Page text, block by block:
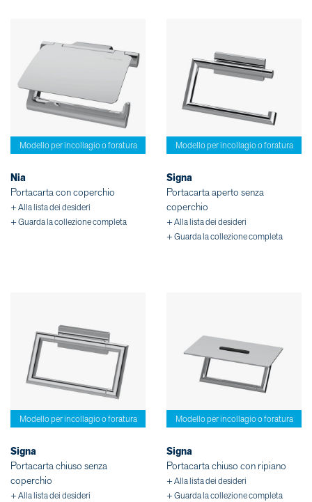
Modello per incollagio o foratura
Nia
Portacarta con coperchio
+ Alla lista dei desideri
+ Guarda la collezione completa
Modello per incollagio o foratura
Signa
Portacarta aperto senza
coperchio
+ Alla lista dei desideri
+ Guarda la collezione completa
Modello per incollagio o foratura
Signa
Portacarta chiuso senza
coperchio
+ Alla lista dei desideri
Modello per incollagio o foratura
Signa
Portacarta chiuso con ripiano
+ Alla lista dei desideri
+ Guarda la collezione completa